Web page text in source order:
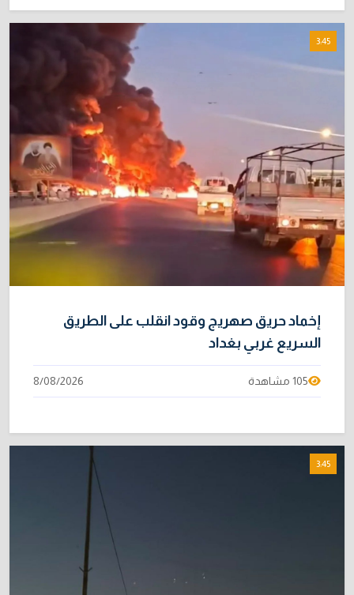
3:45
إخماد حريق صهريج وقود انقلب على الطريق
السريع غربي بغداد
105 مشاهدة 8/08/2026
3:45